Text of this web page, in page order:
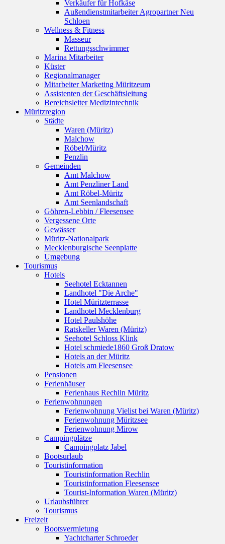
Verkäufer für Hofkäse
Außendienstmitarbeiter Agropartner Neu
Schloen
Wellness & Fitness
Masseur
Rettungsschwimmer
Marina Mitarbeiter
Küster
Regionalmanager
Mitarbeiter Marketing Müritzeum
Assistenten der Geschäftsleitung
Bereichsleiter Medizintechnik
Müritzregion
Städte
Waren (Müritz)
Malchow
Röbel/Müritz
Penzlin
Gemeinden
Amt Malchow
Amt Penzliner Land
Amt Röbel-Müritz
Amt Seenlandschaft
Göhren-Lebbin / Fleesensee
Vergessene Orte
Gewässer
Müritz-Nationalpark
Mecklenburgische Seenplatte
Umgebung
Tourismus
Hotels
Seehotel Ecktannen
Landhotel "Die Arche"
Hotel Müritzterrasse
Landhotel Mecklenburg
Hotel Paulshöhe
Ratskeller Waren (Müritz)
Seehotel Schloss Klink
Hotel schmiede1860 Groß Dratow
Hotels an der Müritz
Hotels am Fleesensee
Pensionen
Ferienhäuser
Ferienhaus Rechlin Müritz
Ferienwohnungen
Ferienwohnung Vielist bei Waren (Müritz)
Ferienwohnung Müritzsee
Ferienwohnung Mirow
Campingplätze
Campingplatz Jabel
Bootsurlaub
Touristinformation
Touristinformation Rechlin
Touristinformation Fleesensee
Tourist-Information Waren (Müritz)
Urlaubsführer
Tourismus
Freizeit
Bootsvermietung
Yachtcharter Schroeder